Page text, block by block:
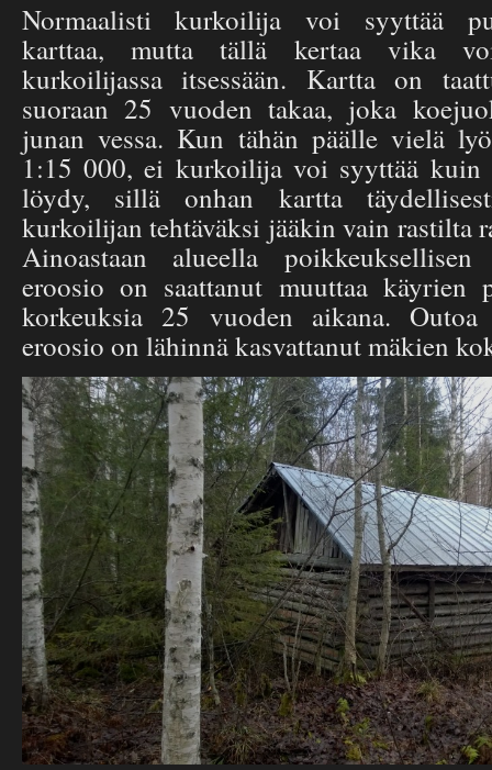
Normaalisti kurkoilija voi syyttää
karttaa, mutta tällä kertaa vika
kurkoilijassa itsessään. Kartta on
suoraan 25 vuoden takaa, joka
junan vessa. Kun tähän päälle vielä
1:15 000, ei kurkoilija voi syyttää kuin
löydy, sillä onhan kartta
kurkoilijan tehtäväksi jääkin vain rastilta
Ainoastaan alueella
eroosio on saattanut muuttaa käyrien
korkeuksia 25 vuoden aikana. Outoa
eroosio on lähinnä kasvattanut mäkien